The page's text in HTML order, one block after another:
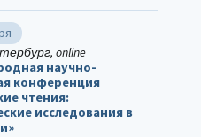
online
научно-
конференция
чтения:
исследования в